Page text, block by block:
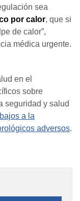
sea
por calor, que si
de calor”,
médica urgente.
en el
sobre
seguridad y salud
a la
adversos.